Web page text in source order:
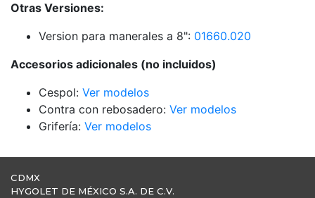
Otras Versiones:
Version para manerales a 8": 01660.020
Accesorios adicionales (no incluidos)
Cespol: Ver modelos
Contra con rebosadero: Ver modelos
Grifería: Ver modelos
CDMX
HYGOLET DE MÉXICO S.A. DE C.V.